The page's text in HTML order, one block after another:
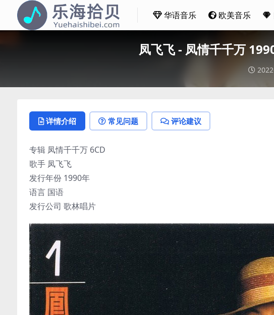
华语音乐 欧美音乐
凤飞飞 - 凤情千千万
详情介绍 常见问题 评论建议
专辑 凤情千千万 6CD
歌手 凤飞飞
发行年份 1990年
语言 国语
发行公司 歌林唱片